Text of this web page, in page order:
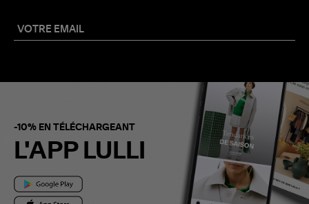
-10% EN TÉLÉCHARGEANT
L'APP LULLI